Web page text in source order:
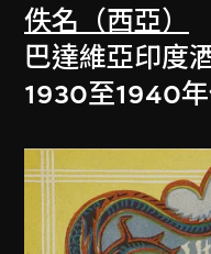
佚名（西亞）
巴達維亞印度
1930至1940